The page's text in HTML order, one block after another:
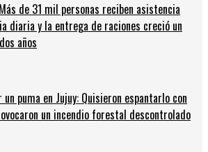
de 31 mil personas reciben asistencia
diaria y la entrega de raciones creció un
años
un puma en Jujuy: Quisieron espantarlo con
un incendio forestal descontrolado